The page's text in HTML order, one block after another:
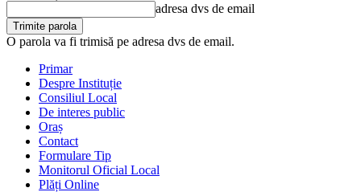
adresa dvs de email
O parola va fi trimisă pe adresa dvs de email.
Primar
Despre Instituție
Consiliul Local
De interes public
Oraș
Contact
Formulare Tip
Monitorul Oficial Local
Plăți Online